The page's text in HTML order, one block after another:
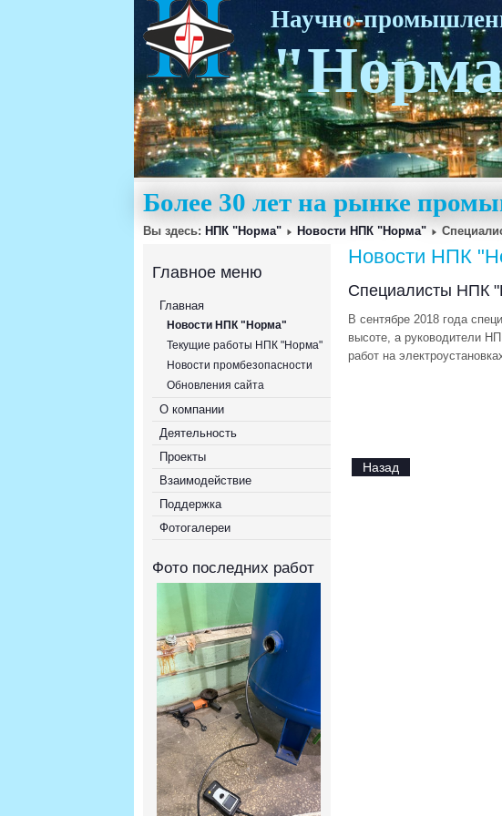
Научно-
Более 30 лет на рынке
Вы здесь: НПК "Норма" Новости НПК "Норма"
Главное меню
Главная
Новости НПК "Норма"
Текущие работы НПК "Норма"
Новости промбезопасности
Обновления сайта
О компании
Деятельность
Проекты
Взаимодействие
Поддержка
Фотогалереи
Фото последних работ
Новости НПК
Специалисты НПК
В сентябре 2018 года
высоте, а руководители
работ на
Назад